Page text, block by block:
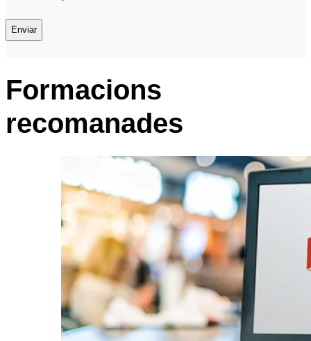
Formacions
recomanades